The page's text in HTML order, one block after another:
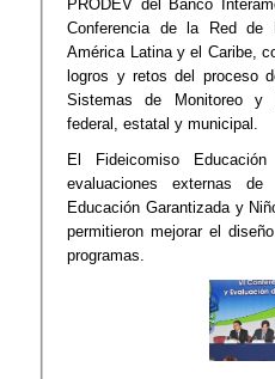
PRODEV del Banco
Conferencia de la Red de
América Latina y el Caribe,
logros y retos del proceso
Sistemas de Monitoreo y
federal, estatal y municipal.
El Fideicomiso
evaluacion​​es externas
Educación Garantizada y
permitieron mejorar el
programas.